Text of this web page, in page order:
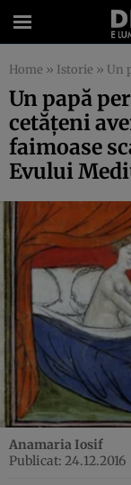
Home » Istorie » Un papă
Un papă
cetăţeni
faimoase
Evului
Anamaria Iosif
Publicat: 24.12.2016